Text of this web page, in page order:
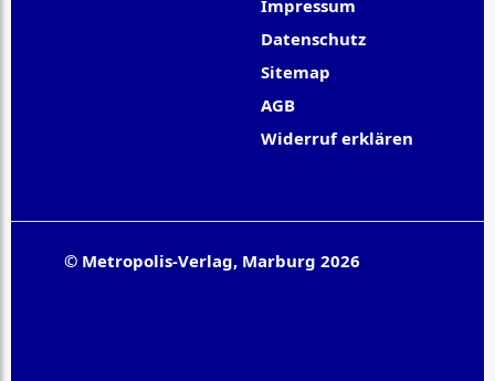
Impressum
Datenschutz
Sitemap
AGB
Widerruf erklären
© Metropolis-Verlag, Marburg 2026